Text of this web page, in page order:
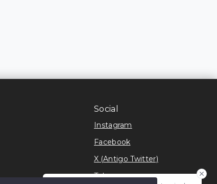
Social
Instagram
Facebook
X (Antigo Twitter)
Telegram